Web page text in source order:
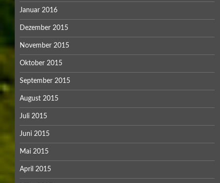
Januar 2016
Dezember 2015
November 2015
Oktober 2015
September 2015
August 2015
Juli 2015
Juni 2015
Mai 2015
April 2015